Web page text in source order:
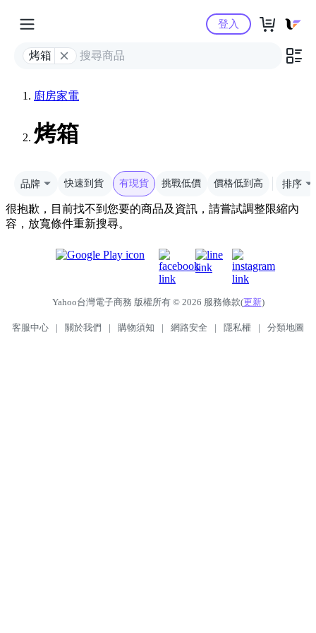
Yahoo購物中心
烤箱
登入
廚房家電
烤箱
品牌 快速到貨 有現貨 挑戰低價 價格低到高 排序
很抱歉，目前找不到您要的商品及資訊，請嘗試調整限縮內
容，放寬條件重新搜尋。
Yahoo台灣電子商務 版權所有 © 2026 服務條款(更新)
客服中心 | 關於我們 | 購物須知 | 網路安全 | 隱私權 | 分類地圖